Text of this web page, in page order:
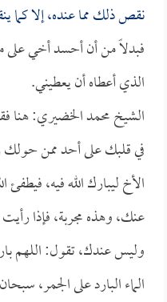
نقص ذلك مما عنده، إلا
فبدلاً من أن أحسد أخي على
الذي أعطاه أن يعطيني.
الشيخ محمد الخضيري: هنا
في قلبك على أحد ممن حولك
الأخ ليبارك الله فيه،
عنك، وهذه مجربة، فإذا
وليس عندك، تقول: اللهم
الماء البارد على الجمر،